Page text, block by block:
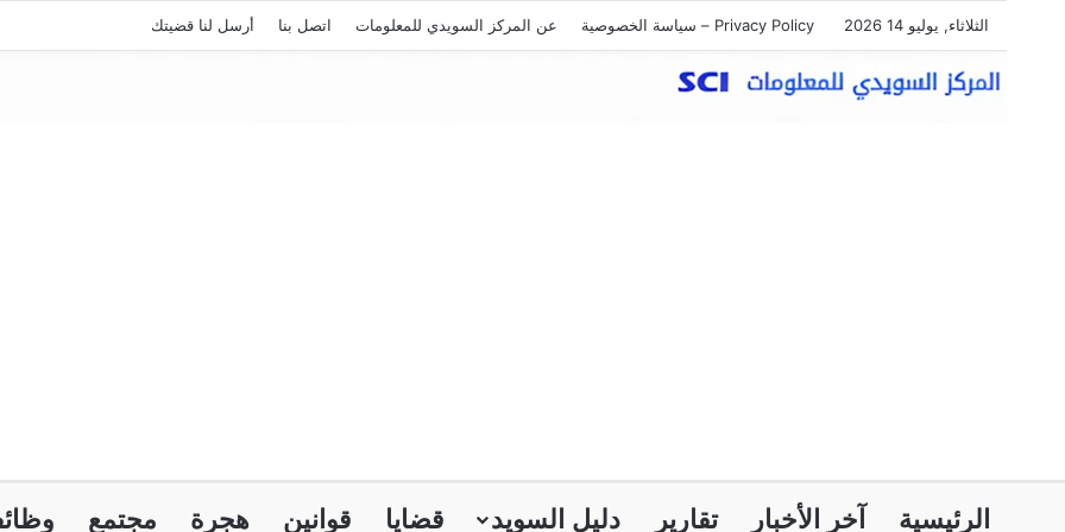
الثلاثاء, يوليو 14 2026 Privacy Policy – سياسة الخصوصية عن المركز السويدي للمعلومات اتصل بنا أرسل لنا قضيتك
الرئيسية آخر الأخبار تقارير دليل السويد قضايا قوانين هجرة مجتمع